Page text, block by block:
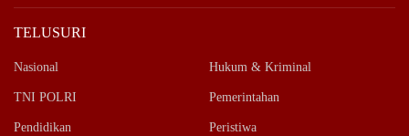
TELUSURI
Nasional Hukum & Kriminal
TNI POLRI Pemerintahan
Pendidikan Peristiwa